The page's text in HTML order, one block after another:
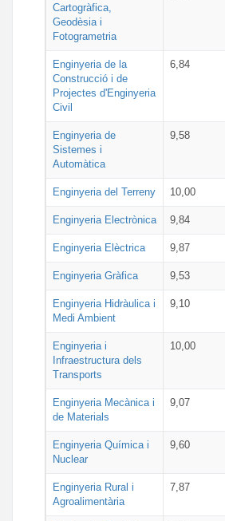
Cartogràfica,
Geodèsia i
Fotogrametria
Enginyeria de la
Construcció i de
Projectes d'Enginyeria
Civil
6,84
Enginyeria de
Sistemes i
Automàtica
9,58
Enginyeria del Terreny 10,00
Enginyeria Electrònica 9,84
Enginyeria Elèctrica 9,87
Enginyeria Gràfica 9,53
Enginyeria Hidràulica i
Medi Ambient
9,10
Enginyeria i
Infraestructura dels
Transports
10,00
Enginyeria Mecànica i
de Materials
9,07
Enginyeria Química i
Nuclear
9,60
Enginyeria Rural i
Agroalimentària
7,87